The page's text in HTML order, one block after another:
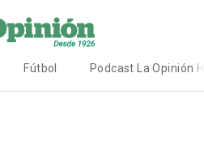
Fútbol Podcast La Opinión